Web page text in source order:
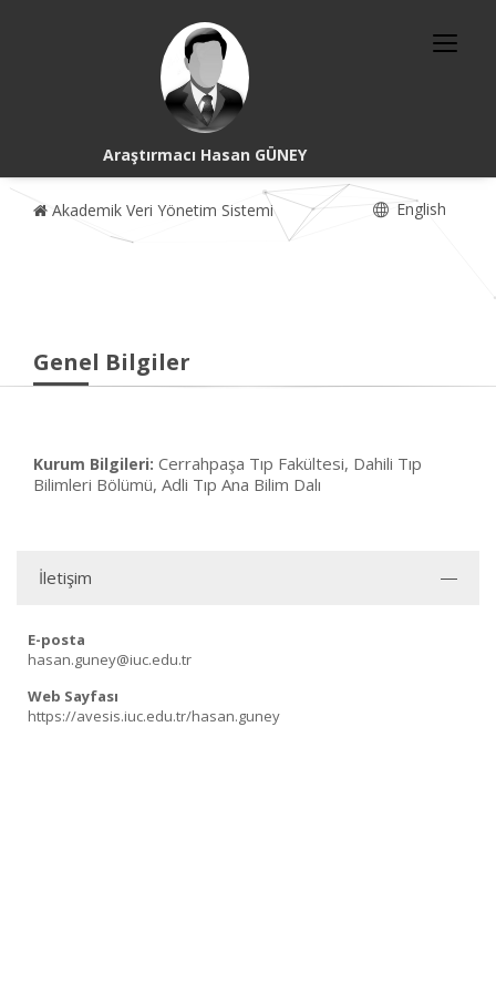
Araştırmacı Hasan GÜNEY
Akademik Veri Yönetim Sistemi English
Genel Bilgiler
Kurum Bilgileri: Cerrahpaşa Tıp Fakültesi, Dahili Tıp
Bilimleri Bölümü, Adli Tıp Ana Bilim Dalı
İletişim
E-posta
hasan.guney@iuc.edu.tr
Web Sayfası
https://avesis.iuc.edu.tr/hasan.guney